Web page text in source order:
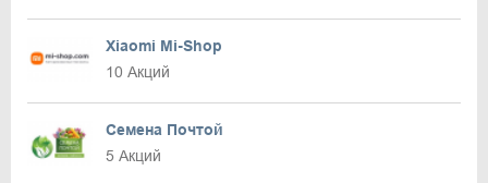
Xiaomi Mi-Shop
10 Акций
Семена Почтой
5 Акций